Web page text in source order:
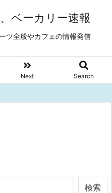
ベーカリー速報
ツ全般やカフェの情報発信
Next Search
検索